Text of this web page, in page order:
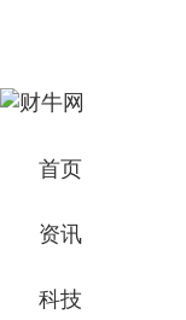
首页
资讯
科技